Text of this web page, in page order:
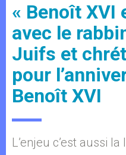
« Benoît XVI
avec le
Juifs et
pour
Benoît XVI
L’enjeu c’est aussi